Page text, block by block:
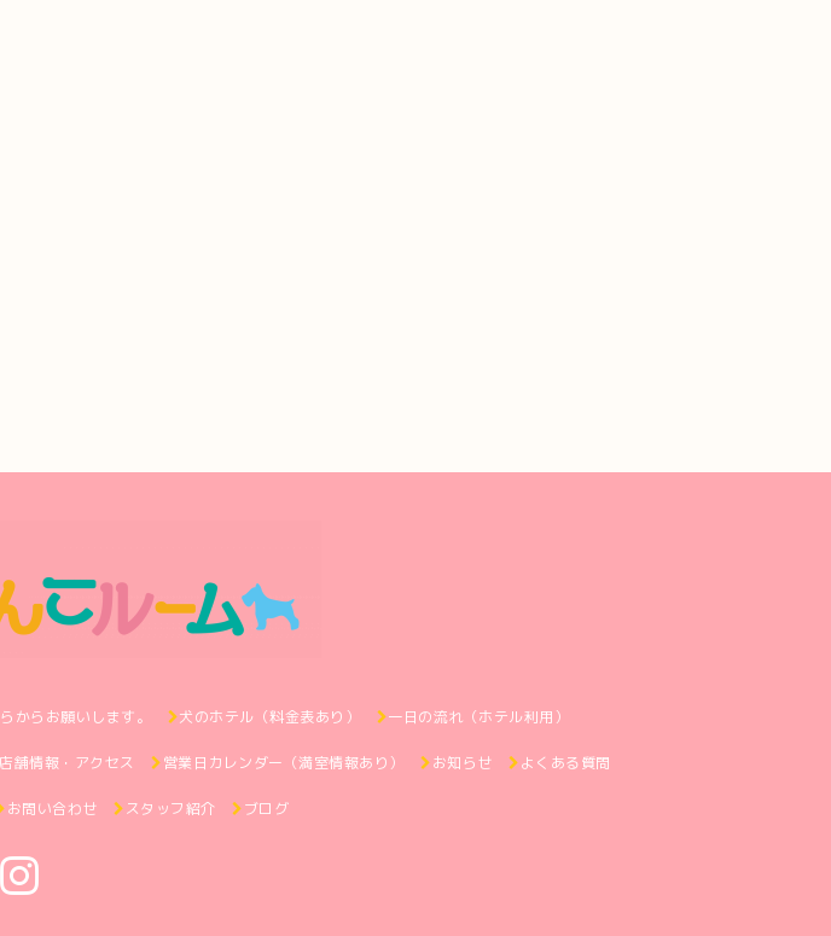
からお願いします。 犬のホテル（料金表あり） 一日の流れ（ホテル利用）
店舗情報・アクセス 営業日カレンダー（満室情報あり） お知らせ よくある質問
お問い合わせ スタッフ紹介 ブログ